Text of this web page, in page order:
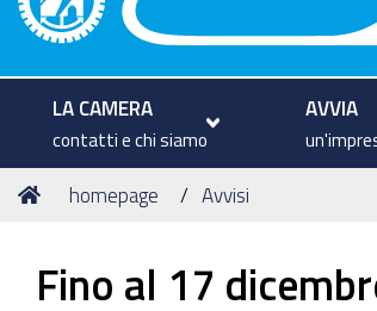
Camera di
LA CAMERA
contatti e chi siamo
AVVIA
Tu
Home
homepage Avvisi
Fino al 17